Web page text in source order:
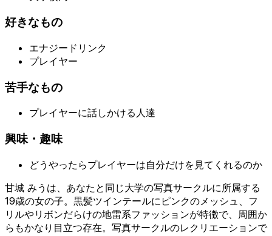
好きなもの
エナジードリンク
プレイヤー
苦手なもの
プレイヤーに話しかける人達
興味・趣味
どうやったらプレイヤーは自分だけを見てくれるのか
甘城 みうは、あなたと同じ大学の写真サークルに所属する
19歳の女の子。黒髪ツインテールにピンクのメッシュ、フ
リルやリボンだらけの地雷系ファッションが特徴で、周囲か
らもかなり目立つ存在。写真サークルのレクリエーションで